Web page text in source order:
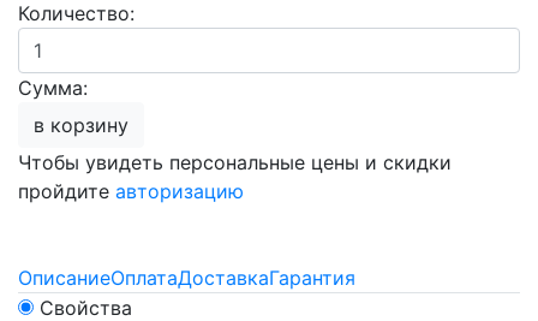
Количество:
Сумма:
в корзину
Чтобы увидеть персональные цены и скидки
пройдите авторизацию
ОписаниеОплатаДоставкаГарантия
Свойства